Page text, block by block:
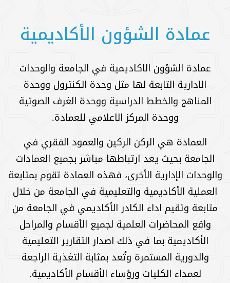
عمادة الشؤون الأكاديمية
عمادة الشؤون الاكاديمية في الجامعة والوحدات
الادارية التابعة لها مثل وحدة الكنترول ووحدة
المناهج والخطط الدراسية ووحدة الغرف الصوتية
ووحدة المركز الاعلامي للعمادة.
العمادة هي الركن الركين والعمود الفقري في
الجامعة بحيث يعد ارتباطها مباشر بجميع العمادات
والوحدات الإدارية الأخرى، فهذه العمادة تقوم بمتابعة
العملية الأكاديمية والتعليمية في الجامعة من خلال
متابعة وتقيم اداء الكادر الأكاديمي في الجامعة من
واقع المحاضرات العلمية لجميع الأقسام والمراحل
الأكاديمية بما في ذلك اصدار التقارير التعليمية
والدورية المستمرة وتُعد بمثابة التغذية الراجعة
لعمداء الكليات ورؤساء الأقسام الأكاديمية.